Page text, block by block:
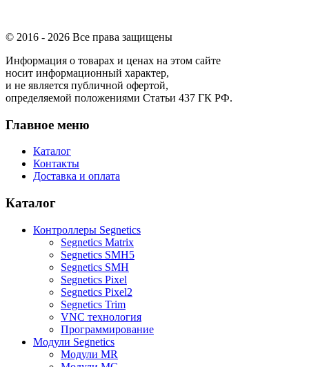
© 2016 - 2026 Все права защищены
Информация о товарах и ценах на этом сайте
носит информационный характер,
и не является публичной офертой,
определяемой положениями Статьи 437 ГК РФ.
Главное меню
Каталог
Контакты
Доставка и оплата
Каталог
Контроллеры Segnetics
Segnetics Matrix
Segnetics SMH5
Segnetics SMH
Segnetics Pixel
Segnetics Pixel2
Segnetics Trim
VNC технология
Программирование
Модули Segnetics
Модули MR